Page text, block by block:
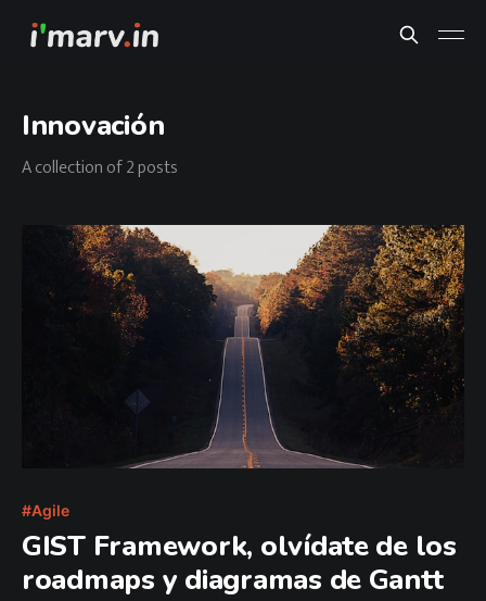
Innovación
A collection of 2 posts
Agile
GIST Framework, olvídate de los
roadmaps y diagramas de Gantt